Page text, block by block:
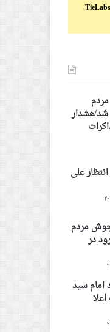
هشدار
علی
مردم
در
امام سید